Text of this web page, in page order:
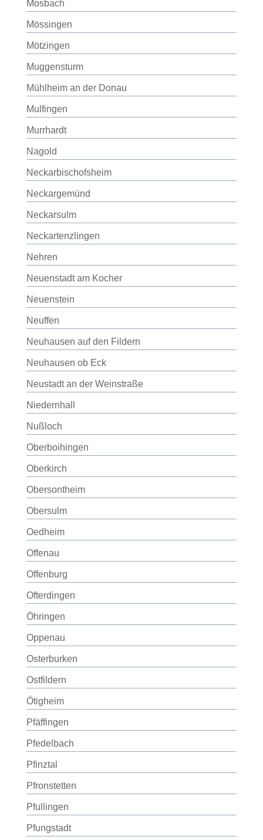
Mosbach
Mössingen
Mötzingen
Muggensturm
Mühlheim an der Donau
Mulfingen
Murrhardt
Nagold
Neckarbischofsheim
Neckargemünd
Neckarsulm
Neckartenzlingen
Nehren
Neuenstadt am Kocher
Neuenstein
Neuffen
Neuhausen auf den Fildern
Neuhausen ob Eck
Neustadt an der Weinstraße
Niedernhall
Nußloch
Oberboihingen
Oberkirch
Obersontheim
Obersulm
Oedheim
Offenau
Offenburg
Ofterdingen
Öhringen
Oppenau
Osterburken
Ostfildern
Ötigheim
Pfäffingen
Pfedelbach
Pfinztal
Pfronstetten
Pfullingen
Pfungstadt